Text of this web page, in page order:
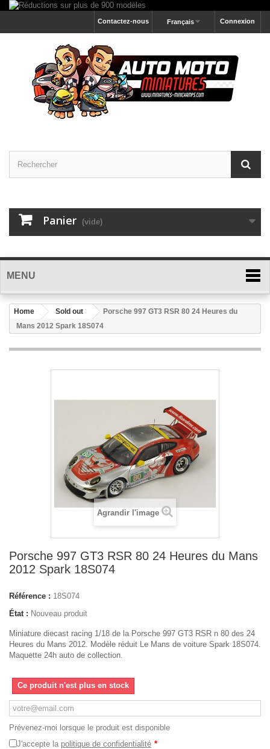
Connexion
Français
Contactez-nous
Panier (vide)
MENU
Home Sold out
Porsche 997 GT3 RSR 80 24 Heures du
Mans 2012 Spark 18S074
Agrandir l'image
Porsche 997 GT3 RSR 80 24 Heures du Mans
2012 Spark 18S074
Référence : 18S074
État : Nouveau produit
Miniature diecast racing 1/18 de la Porsche 997 GT3 RSR n 80 des 24
Heures du Mans 2012. Modèle réduit Le Mans de voiture Spark 18S074.
Maquette 24h auto de collection.
Ce produit n'est plus en stock
Prévenez-moi lorsque le produit est disponible
J'accepte la politique de confidentialité *